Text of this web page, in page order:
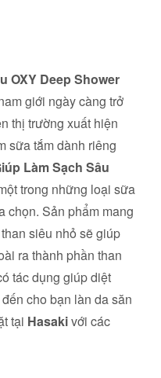
OXY Deep Shower
giới ngày càng trở
thị trường xuất hiện
sữa tắm dành riêng
Làm Sạch Sâu
trong những loại sữa
chọn. Sản phẩm mang
siêu nhỏ sẽ giúp
ra thành phần than
tác dụng giúp diệt
cho bạn làn da săn
tại Hasakivới các